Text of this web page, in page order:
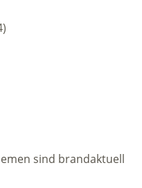
sind brandaktuell